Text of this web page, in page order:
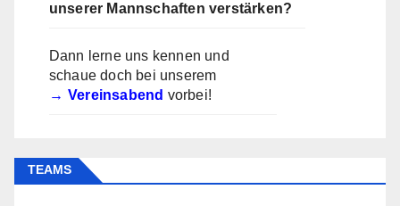
unserer Mannschaften verstärken?
Dann lerne uns kennen und
schaue doch bei unserem
Vereinsabend vorbei!
TEAMS